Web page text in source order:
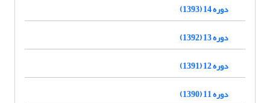
دوره 14 (1393)
دوره 13 (1392)
دوره 12 (1391)
دوره 11 (1390)